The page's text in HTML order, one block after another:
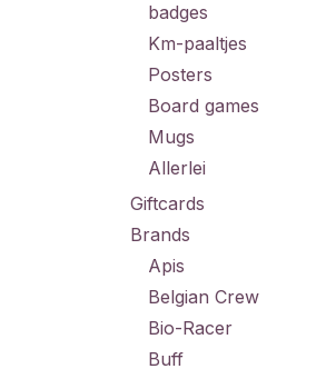
badges
Km-paaltjes
Posters
Board games
Mugs
Allerlei
Giftcards
Brands
Apis
Belgian Crew
Bio-Racer
Buff